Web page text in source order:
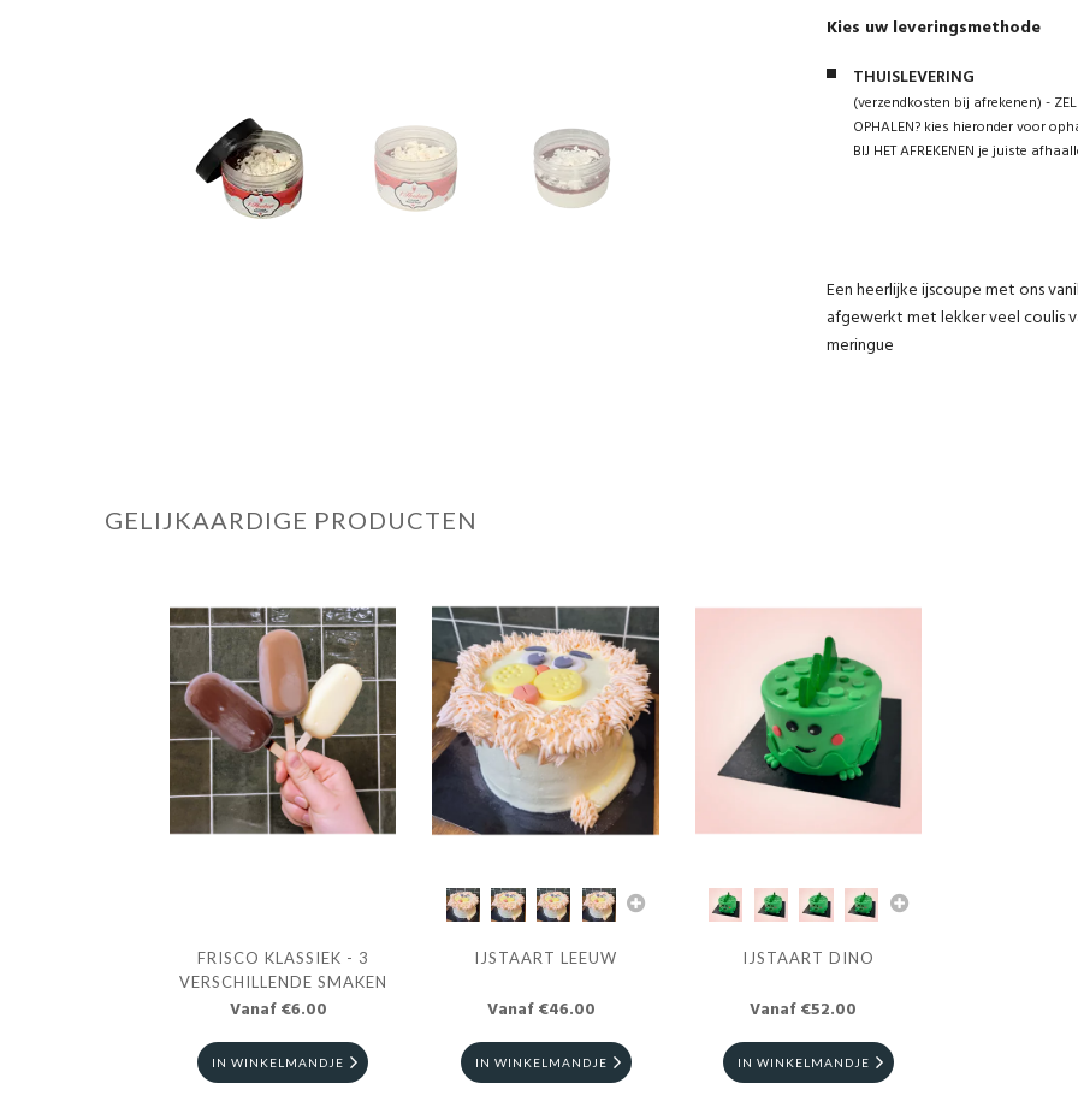
Kies uw leveringsmethode
THUISLEVERING
(verzendkosten bij afrekenen) -
OPHALEN? kies hieronder voor
BIJ HET AFREKENEN je juiste
Een heerlijke ijscoupe met ons
afgewerkt met lekker veel coulis
meringue
GELIJKAARDIGE PRODUCTEN
FRISCO KLASSIEK - 3
VERSCHILLENDE SMAKEN
Vanaf €6.00
IN WINKELMANDJE
IJSTAART LEEUW
Vanaf €46.00
IN WINKELMANDJE
IJSTAART DINO
Vanaf €52.00
IN WINKELMANDJE